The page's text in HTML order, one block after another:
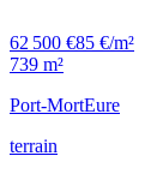
62 500 €85 €/m²
739 m²
Port-MortEure
terrain